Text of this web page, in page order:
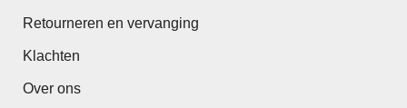
Retourneren en vervanging
Klachten
Over ons